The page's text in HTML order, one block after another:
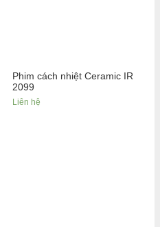
Phim cách nhiệt Ceramic IR
2099
Liên hệ